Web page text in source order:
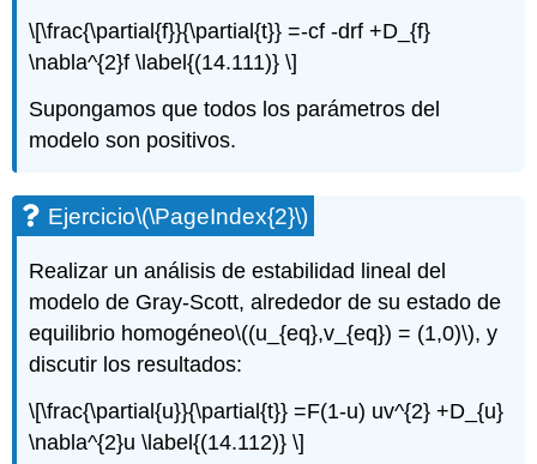
\[\frac{\partial{f}}{\partial{t}} =-cf -drf +D_{f}
\nabla^{2}f \label{(14.111)} \]
Supongamos que todos los parámetros del
modelo son positivos.
Ejercicio\(\PageIndex{2}\)
Realizar un análisis de estabilidad lineal del
modelo de Gray-Scott, alrededor de su estado de
equilibrio homogéneo\((u_{eq},v_{eq}) = (1,0)\), y
discutir los resultados:
\[\frac{\partial{u}}{\partial{t}} =F(1-u) uv^{2} +D_{u}
\nabla^{2}u \label{(14.112)} \]